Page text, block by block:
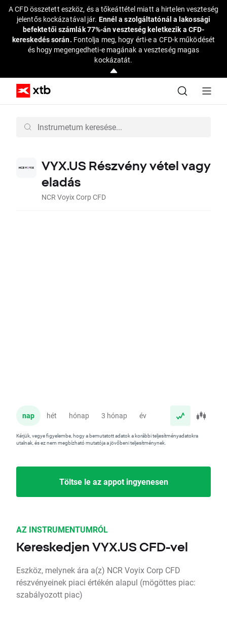
A CFD összetett eszköz, és a tőkeáttétel miatt a hirtelen veszteség
jelentős kockázatával jár. Ennél a szolgáltatónál a lakossági
befektetői számlák 77%-án veszteség keletkezik a CFD-
kereskedés során. Fontolja meg, hogy érti-e a CFD-k működését
és hogy megengedheti-e magának a veszteség magas
kockázatát.
VYX.US Részvény vétel vagy
eladás
NCR Voyix Corp CFD
nap hét hónap 3 hónap év
Kérjük, vegye figyelembe, hogy a bemutatott adatok a korábbi teljesítményadatokra
utalnak, és ez nem megbízható mutatója a jövőbeni teljesítménynek.
Töltse le az appot ingyenesen
AZ INSTRUMENTUMRÓL
Kereskedjen VYX.US CFD-vel
Eszköz, melynek ára a(z) NCR Voyix Corp CFD
részvényeinek piaci értékén alapul (mögöttes piac:
szabályozott piac)